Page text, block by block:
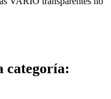
categoría: